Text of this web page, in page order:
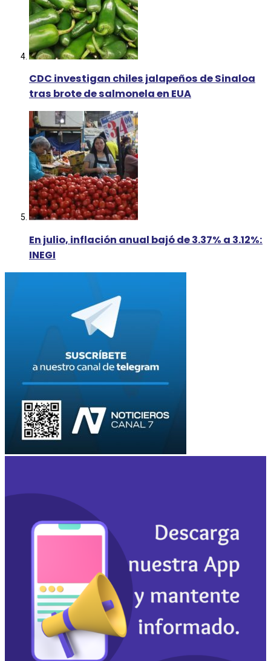
CDC investigan chiles jalapeños de Sinaloa
tras brote de salmonela en EUA
En julio, inflación anual bajó de 3.37% a 3.12%:
INEGI